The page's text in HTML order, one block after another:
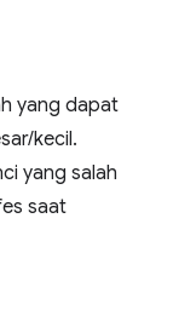
yang dapat
kecil.
yang salah
saat